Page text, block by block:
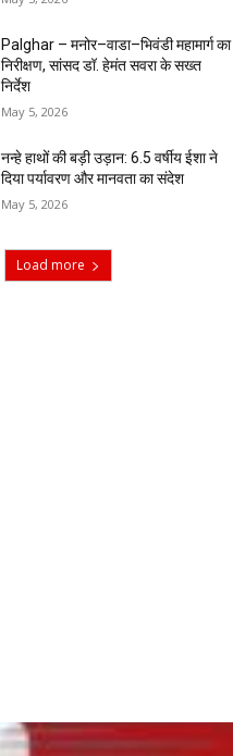
Palghar – मनोर–वाडा–भिवंडी महामार्ग का
निरीक्षण, सांसद डॉ. हेमंत सवरा के सख्त
निर्देश
May 5, 2026
नन्हे हाथों की बड़ी उड़ान: 6.5 वर्षीय ईशा ने
दिया पर्यावरण और मानवता का संदेश
May 5, 2026
Load more